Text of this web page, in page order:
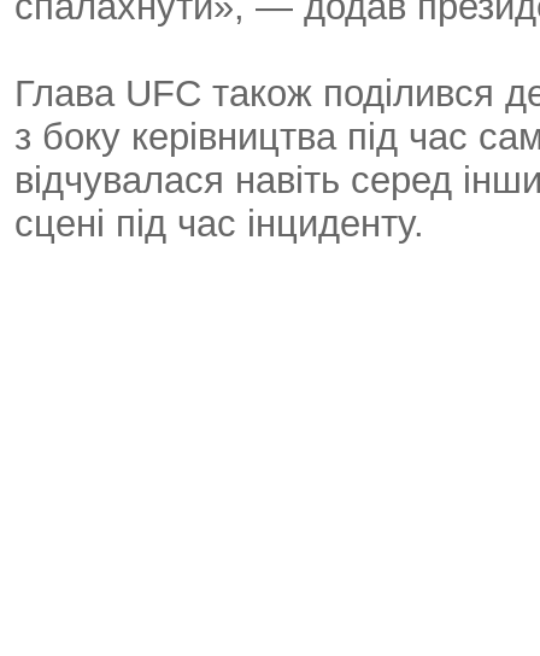
Глава UFC також поділився
з боку керівництва під час
відчувалася навіть серед
сцені під час інциденту.